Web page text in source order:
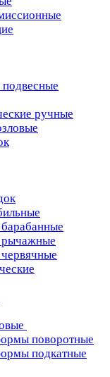
ручные
поворотные
подкатные